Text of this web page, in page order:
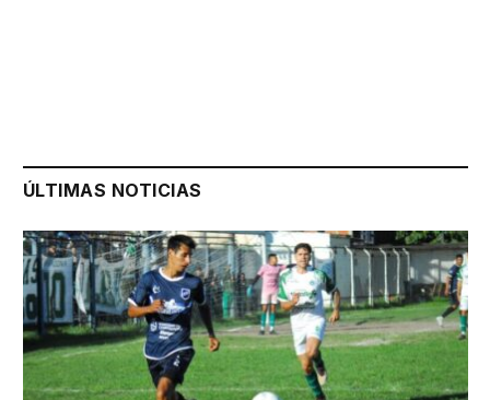
ÚLTIMAS NOTICIAS